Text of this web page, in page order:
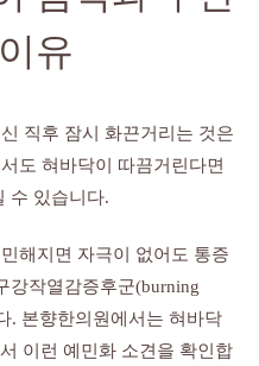
유
직후 잠시 화끈거리는 것은
도 혀바닥이 따끔거린다면
수 있습니다.
해지면 자극이 없어도 통증
강작열감증후군(burning
. 본향한의원에서는 혀바닥
이런 예민화 소견을 확인합